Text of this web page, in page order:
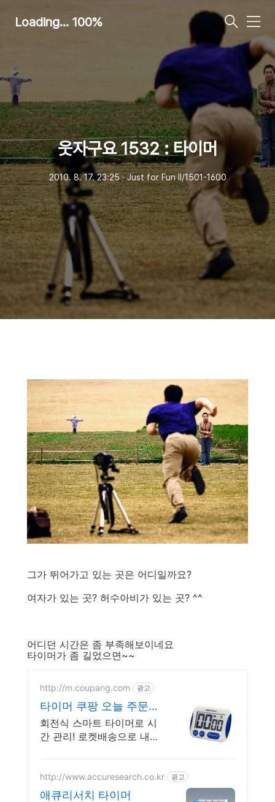
Loading... 100%
메
뉴
웃자구요 1532 : 타이머
2010. 8. 17. 23:25ㆍJust for Fun Ⅱ/1501-1600
그가 뛰어가고 있는 곳은 어디일까요?
여자가 있는 곳? 허수아비가 있는 곳? ^^
어디던 시간은 좀 부족해보이네요
타이머가 좀 길었으면~~
http://m.coupang.com 광고
타이머 쿠팡 오늘 주문
내일 도착
회전식 스마트 타이머로 시
간 관리! 로켓배송으로 내일
은 타이머로 일상을 효율적
으로!
http://www.accuresearch.co.kr 광고
애큐리서치 타이머